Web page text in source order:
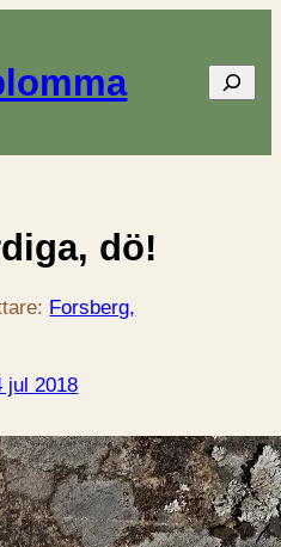
Sök
dö!
Forsberg,
jul 2018